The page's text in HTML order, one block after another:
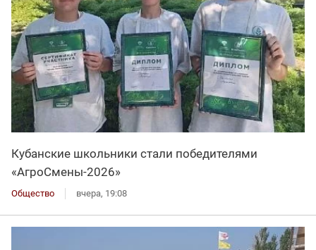
Кубанские школьники стали победителями
«АгроСмены-2026»
Общество вчера, 19:08